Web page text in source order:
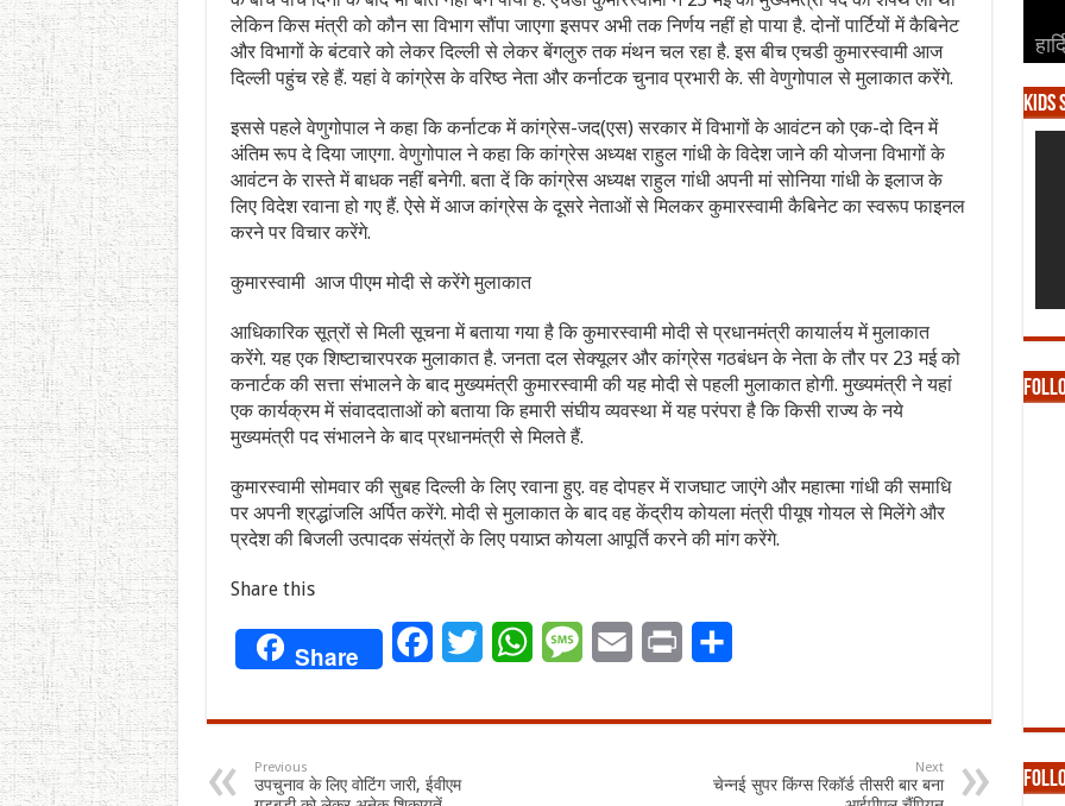
लेकिन किस मंत्री को कौन सा विभाग सौंपा जाएगा इसपर अभी तक निर्णय नहीं हो पाया है. दोनों पार्टियों में कैबिनेट
और विभागों के बंटवारे को लेकर दिल्ली से लेकर बेंगलुरु तक मंथन चल रहा है. इस बीच एचडी कुमारस्वामी आज
दिल्ली पहुंच रहे हैं. यहां वे कांग्रेस के वरिष्ठ नेता और कर्नाटक चुनाव प्रभारी के. सी वेणुगोपाल से मुलाकात करेंगे.
इससे पहले वेणुगोपाल ने कहा कि कर्नाटक में कांग्रेस-जद(एस) सरकार में विभागों के आवंटन को एक-दो दिन में
अंतिम रूप दे दिया जाएगा. वेणुगोपाल ने कहा कि कांग्रेस अध्यक्ष राहुल गांधी के विदेश जाने की योजना विभागों के
आवंटन के रास्ते में बाधक नहीं बनेगी. बता दें कि कांग्रेस अध्यक्ष राहुल गांधी अपनी मां सोनिया गांधी के इलाज के
लिए विदेश रवाना हो गए हैं. ऐसे में आज कांग्रेस के दूसरे नेताओं से मिलकर कुमारस्वामी कैबिनेट का स्वरूप फाइनल
करने पर विचार करेंगे.
कुमारस्वामी आज पीएम मोदी से करेंगे मुलाकात
आधिकारिक सूत्रों से मिली सूचना में बताया गया है कि कुमारस्वामी मोदी से प्रधानमंत्री कायार्लय में मुलाकात
करेंगे. यह एक शिष्टाचारपरक मुलाकात है. जनता दल सेक्यूलर और कांग्रेस गठबंधन के नेता के तौर पर 23 मई को
कनार्टक की सत्ता संभालने के बाद मुख्यमंत्री कुमारस्वामी की यह मोदी से पहली मुलाकात होगी. मुख्यमंत्री ने यहां
एक कार्यक्रम में संवाददाताओं को बताया कि हमारी संघीय व्यवस्था में यह परंपरा है कि किसी राज्य के नये
मुख्यमंत्री पद संभालने के बाद प्रधानमंत्री से मिलते हैं.
कुमारस्वामी सोमवार की सुबह दिल्ली के लिए रवाना हुए. वह दोपहर में राजघाट जाएंगे और महात्मा गांधी की समाधि
पर अपनी श्रद्धांजलि अर्पित करेंगे. मोदी से मुलाकात के बाद वह केंद्रीय कोयला मंत्री पीयूष गोयल से मिलेंगे और
प्रदेश की बिजली उत्पादक संयंत्रों के लिए पयाप्र्त कोयला आपूर्ति करने की मांग करेंगे.
Share this
Share FacebookTwitterWhatsAppMessageEmail Print
Previous
उपचुनाव के लिए वोटिंग जारी, ईवीएम
Next
चेन्नई सुपर किंग्स रिकॉर्ड तीसरी बार बना
Kids